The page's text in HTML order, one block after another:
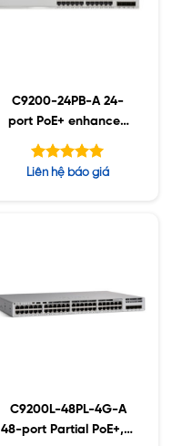
C9200-24PB-A 24-
port PoE+ enhanced
VRF Network
Advantage
Được xếp
Liên hệ báo giá
C9200L-48PL-4G-A
48-port Partial PoE+, 4